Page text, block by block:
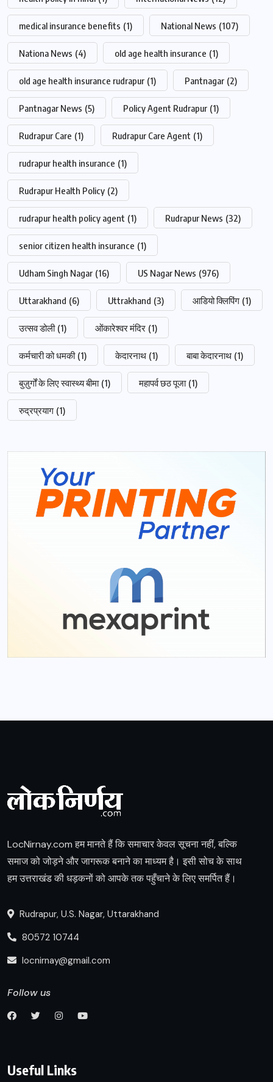
medical insurance benefits (1) National News (107)
Nationa News (4) old age health insurance (1)
old age health insurance rudrapur (1) Pantnagar (2)
Pantnagar News (5) Policy Agent Rudrapur (1)
Rudrapur Care (1) Rudrapur Care Agent (1)
rudrapur health insurance (1)
Rudrapur Health Policy (2)
rudrapur health policy agent (1) Rudrapur News (32)
senior citizen health insurance (1)
Udham Singh Nagar (16) US Nagar News (976)
Uttarakhand (6) Uttrakhand (3) आडियो क्लिपिंग (1)
उत्सव डोली (1) ओंकारेश्वर मंदिर (1)
कर्मचारी को धमकी (1) केदारनाथ (1) बाबा केदारनाथ (1)
बुज़ुर्गों के लिए स्वास्थ्य बीमा (1) महापर्व छठ पूजा (1)
रुद्रप्रयाग (1)
LocNirnay.com हम मानते हैं कि समाचार केवल सूचना नहीं, बल्कि
समाज को जोड़ने और जागरूक बनाने का माध्यम है। इसी सोच के साथ
हम उत्तराखंड की धड़कनों को आपके तक पहुँचाने के लिए समर्पित हैं।
Rudrapur, U.S. Nagar, Uttarakhand
80572 10744
locnirnay@gmail.com
Follow us
Useful Links